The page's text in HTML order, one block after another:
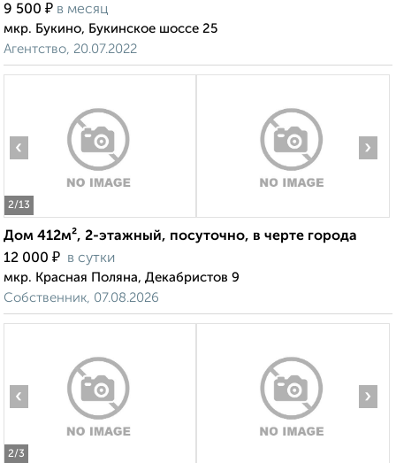
9 500 ₽ в месяц
мкр. Букино, Букинское шоссе 25
Агентство, 20.07.2022
2/13
‹ ›
Дом 412м², 2-этажный, посуточно, в черте города
12 000 ₽ в сутки
мкр. Красная Поляна, Декабристов 9
Собственник, 07.08.2026
2/3
‹ ›